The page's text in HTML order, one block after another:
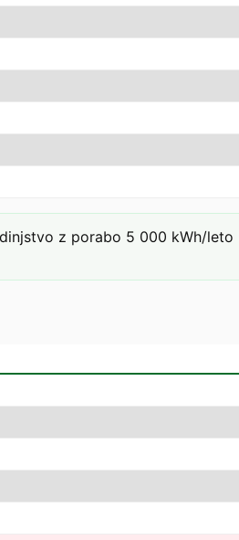
z porabo 5 000 kWh/